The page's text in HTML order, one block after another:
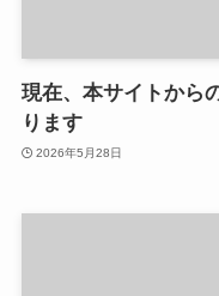
現在、本サイトから
ります
2026年5月28日